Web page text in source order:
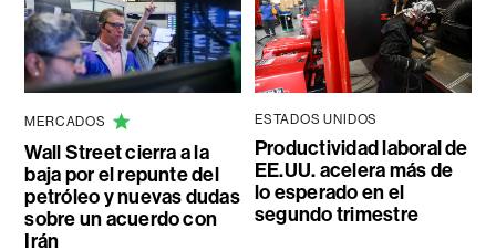
MERCADOS
Wall Street cierra a la
baja por el repunte del
petróleo y nuevas dudas
sobre un acuerdo con
Irán
ESTADOS UNIDOS
Productividad laboral de
EE.UU. acelera más de
lo esperado en el
segundo trimestre